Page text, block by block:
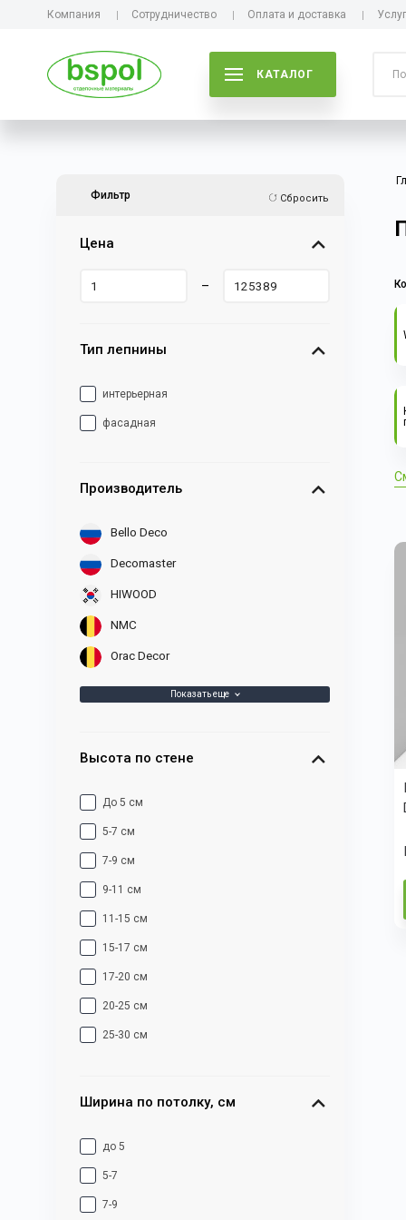
Компания Сотрудничество Оплата и доставка
КАТАЛОГ
Фильтр Сбросить
Цена
–
Тип лепнины
интерьерная
фасадная
Производитель
Bello Deco
Decomaster
HIWOOD
NMC
Orac Decor
Показать еще
Высота по стене
До 5 см
5-7 см
7-9 см
9-11 см
11-15 см
15-17 см
17-20 см
20-25 см
25-30 см
Ширина по потолку, см
до 5
5-7
7-9